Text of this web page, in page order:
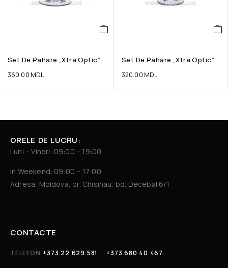
Set De Pahare „Xtra Optic”
360.00 MDL
Set De Pahare „Xtra Optic”
320.00 MDL
ORELE DE LUCRU:
Luni – Vineri: 09:00 – 19:00
In Weekend: 09:00 – 17:00
Adresa: Moldova, or. Chisinau, bd. Decebal 6/1
CONTACTE
TELEFON +373 22 629 581 +373 680 40 467